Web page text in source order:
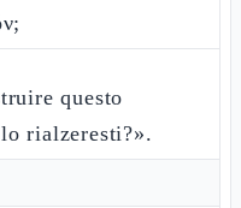
questo
rialzeresti?».